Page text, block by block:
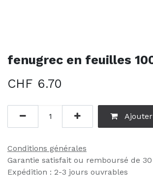
fenugrec en feuilles
CHF 6.70
Conditions générales
Garantie satisfait ou remboursé de
Expédition : 2-3 jours ouvrables